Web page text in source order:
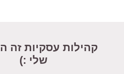
קהילות עסקיות זה
שלי :)